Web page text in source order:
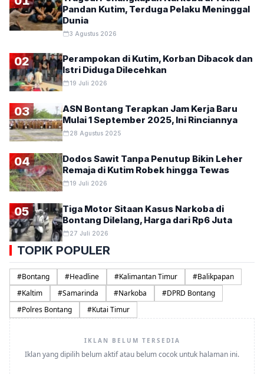
Pandan Kutim, Terduga Pelaku Meninggal
Dunia
3 Agustus 2026
02
Perampokan di Kutim, Korban Dibacok dan
Istri Diduga Dilecehkan
19 Juli 2026
03
ASN Bontang Terapkan Jam Kerja Baru
Mulai 1 September 2025, Ini Rinciannya
28 Agustus 2025
04
Dodos Sawit Tanpa Penutup Bikin Leher
Remaja di Kutim Robek hingga Tewas
19 Juli 2026
05
Tiga Motor Sitaan Kasus Narkoba di
Bontang Dilelang, Harga dari Rp6 Juta
27 Juli 2026
TOPIK POPULER
#Bontang #Headline #Kalimantan Timur #Balikpapan
#Kaltim #Samarinda #Narkoba #DPRD Bontang
#Polres Bontang #Kutai Timur
IKLAN BELUM TERSEDIA
Iklan yang dipilih belum aktif atau belum cocok untuk halaman ini.